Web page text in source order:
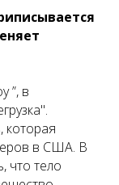
”, в
которая
в США. В
что тело